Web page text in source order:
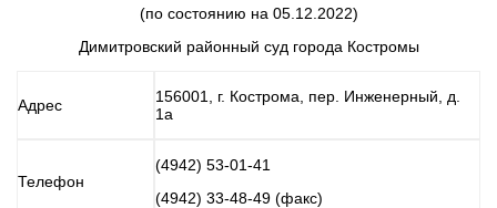
(по состоянию на 05.12.2022)
Димитровский районный суд города Костромы
Адрес
156001, г. Кострома, пер. Инженерный, д.
1а
Телефон
(4942) 53-01-41
(4942) 33-48-49 (факс)